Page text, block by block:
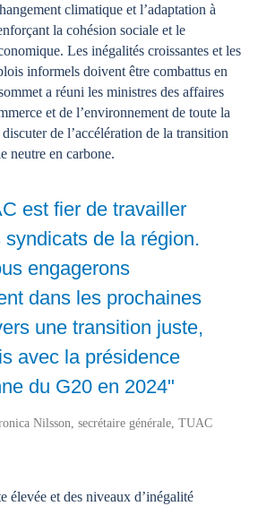
climatique et l’adaptation à
la cohésion sociale et le
Les inégalités croissantes et les
informels doivent être combattus en
a réuni les ministres des affaires
et de l’environnement de toute la
de l’accélération de la transition
neutre en carbone.
est fier de travailler
syndicats de la région.
engagerons
dans les prochaines
une transition juste,
avec la présidence
du G20 en 2024"
Nilsson, secrétaire générale, TUAC
élevée et des niveaux d’inégalité